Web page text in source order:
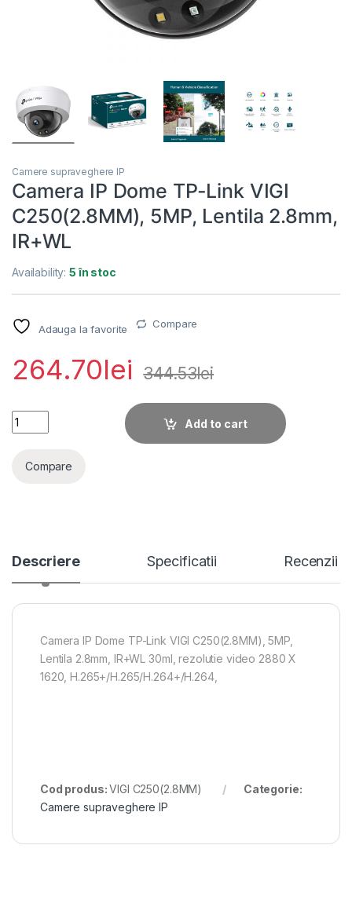
Camere supraveghere IP
Camera IP Dome TP-Link VIGI
C250(2.8MM), 5MP, Lentila 2.8mm,
IR+WL
Availability:5 în stoc
Adauga la favorite Compare
264.70lei 344.53lei
Camera IP Dome TP-Link VIGI C250(2.8MM), 5MP, Lentila
Add to cart
Compare
Descriere Specificatii Recenzii
Camera IP Dome TP-Link VIGI C250(2.8MM), 5MP,
Lentila 2.8mm, IR+WL 30ml, rezolutie video 2880 X
1620, H.265+/H.265/H.264+/H.264,
Cod produs:VIGI C250(2.8MM)
Categorie:
Camere supraveghere IP